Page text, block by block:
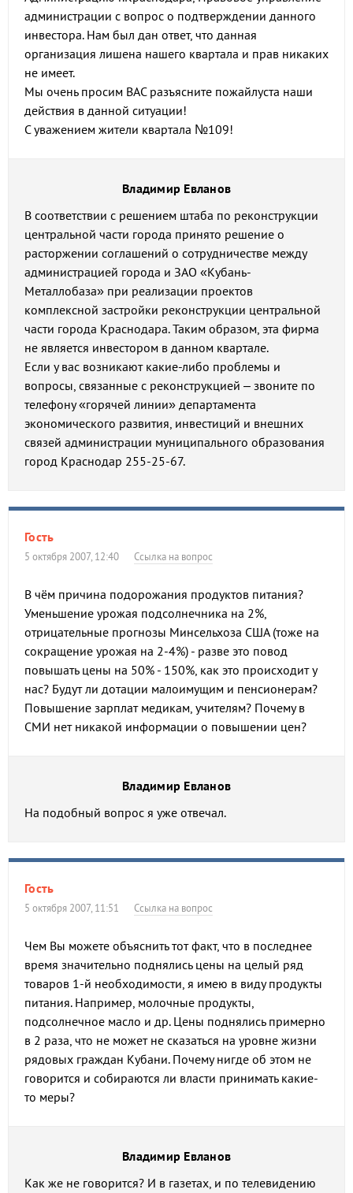
администрации с вопрос о подтверждении данного
инвестора. Нам был дан ответ, что данная
организация лишена нашего квартала и прав никаких
не имеет.
Мы очень просим ВАС разъясните пожайлуста наши
действия в данной ситуации!
С уважением жители квартала №109!
Владимир Евланов
В соответствии с решением штаба по реконструкции
центральной части города принято решение о
расторжении соглашений о сотрудничестве между
администрацией города и ЗАО «Кубань-
Металлобаза» при реализации проектов
комплексной застройки реконструкции центральной
части города Краснодара. Таким образом, эта фирма
не является инвестором в данном квартале.
Если у вас возникают какие-либо проблемы и
вопросы, связанные с реконструкцией – звоните по
телефону «горячей линии» департамента
экономического развития, инвестиций и внешних
связей администрации муниципального образования
город Краснодар 255-25-67.
Гость
5 октября 2007, 12:40 Ссылка на вопрос
В чём причина подорожания продуктов питания?
Уменьшение урожая подсолнечника на 2%,
отрицательные прогнозы Минсельхоза США (тоже на
сокращение урожая на 2-4%) - разве это повод
повышать цены на 50% - 150%, как это происходит у
нас? Будут ли дотации малоимущим и пенсионерам?
Повышение зарплат медикам, учителям? Почему в
СМИ нет никакой информации о повышении цен?
Владимир Евланов
На подобный вопрос я уже отвечал.
Гость
5 октября 2007, 11:51 Ссылка на вопрос
Чем Вы можете объяснить тот факт, что в последнее
время значительно поднялись цены на целый ряд
товаров 1-й необходимости, я имею в виду продукты
питания. Например, молочные продукты,
подсолнечное масло и др. Цены поднялись примерно
в 2 раза, что не может не сказаться на уровне жизни
рядовых граждан Кубани. Почему нигде об этом не
говорится и собираются ли власти принимать какие-
то меры?
Владимир Евланов
Как же не говорится? И в газетах, и по телевидению